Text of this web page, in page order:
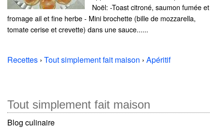
Noël: -Toast citroné, saumon fumée et
fromage ail et fine herbe - Mini brochette (bille de mozzarella,
tomate cerise et crevette) dans une sauce......
Recettes › Tout simplement fait maison › Apéritif
Tout simplement fait maison
Blog culinaire